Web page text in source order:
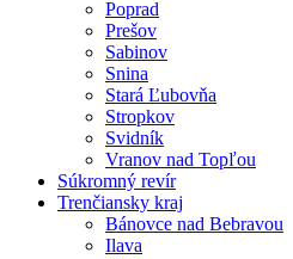
Poprad
Prešov
Sabinov
Snina
Stará Ľubovňa
Stropkov
Svidník
Vranov nad Topľou
Súkromný revír
Trenčiansky kraj
Bánovce nad Bebravou
Ilava